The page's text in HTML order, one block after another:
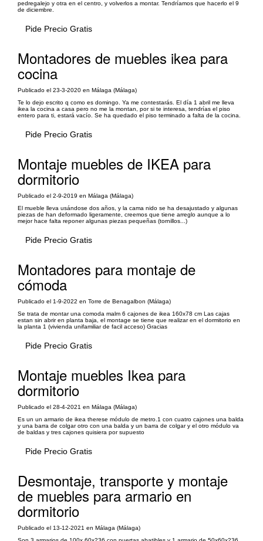
pedregalejo y otra en el centro, y volverlos a montar. Tendríamos que hacerlo el 9
de diciembre.
Pide Precio Gratis
Montadores de muebles ikea para
cocina
Publicado el 23-3-2020 en Málaga (Málaga)
Te lo dejo escrito q como es domingo. Ya me contestarás. El día 1 abril me lleva
ikea la cocina a casa pero no me la montan, por si te interesa, tendrías el piso
entero para ti, estará vacío. Se ha quedado el piso terminado a falta de la cocina.
Pide Precio Gratis
Montaje muebles de IKEA para
dormitorio
Publicado el 2-9-2019 en Málaga (Málaga)
El mueble lleva usándose dos años, y la cama nido se ha desajustado y algunas
piezas de han deformado ligeramente, creemos que tiene arreglo aunque a lo
mejor hace falta reponer algunas piezas pequeñas (tornillos...)
Pide Precio Gratis
Montadores para montaje de
cómoda
Publicado el 1-9-2022 en Torre de Benagalbon (Málaga)
Se trata de montar una comoda malm 6 cajones de ikea 160x78 cm Las cajas
estan sin abrir en planta baja, el montage se tiene que realizar en el dormitorio en
la planta 1 (vivienda unifamiliar de facil acceso) Gracias
Pide Precio Gratis
Montaje muebles Ikea para
dormitorio
Publicado el 28-4-2021 en Málaga (Málaga)
Es un un armario de ikea therese módulo de metro.1 con cuatro cajones una balda
y una barra de colgar otro con una balda y un barra de colgar y el otro módulo va
de baldas y tres cajones quisiera por supuesto
Pide Precio Gratis
Desmontaje, transporte y montaje
de muebles para armario en
dormitorio
Publicado el 13-12-2021 en Málaga (Málaga)